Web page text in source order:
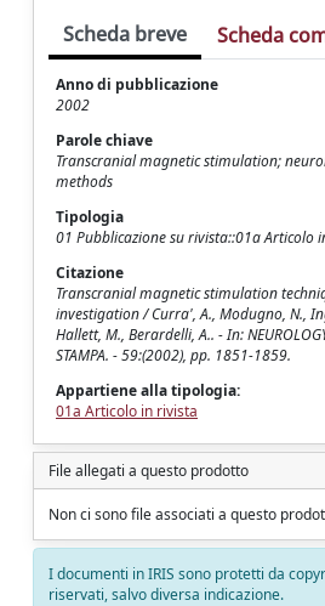
Scheda breve Scheda
Anno di pubblicazione
2002
Parole chiave
Transcranial magnetic stimulation;
methods
Tipologia
01 Pubblicazione su rivista::01a Articolo
Citazione
Transcranial magnetic stimulation
investigation / Curra', A., Modugno, N.,
Hallett, M., Berardelli, A.. - In:
STAMPA. - 59:(2002), pp. 1851-1859.
Appartiene alla tipologia:
01a Articolo in rivista
File allegati a questo prodotto
Non ci sono file associati a questo
I documenti in IRIS sono protetti da
riservati, salvo diversa indicazione.